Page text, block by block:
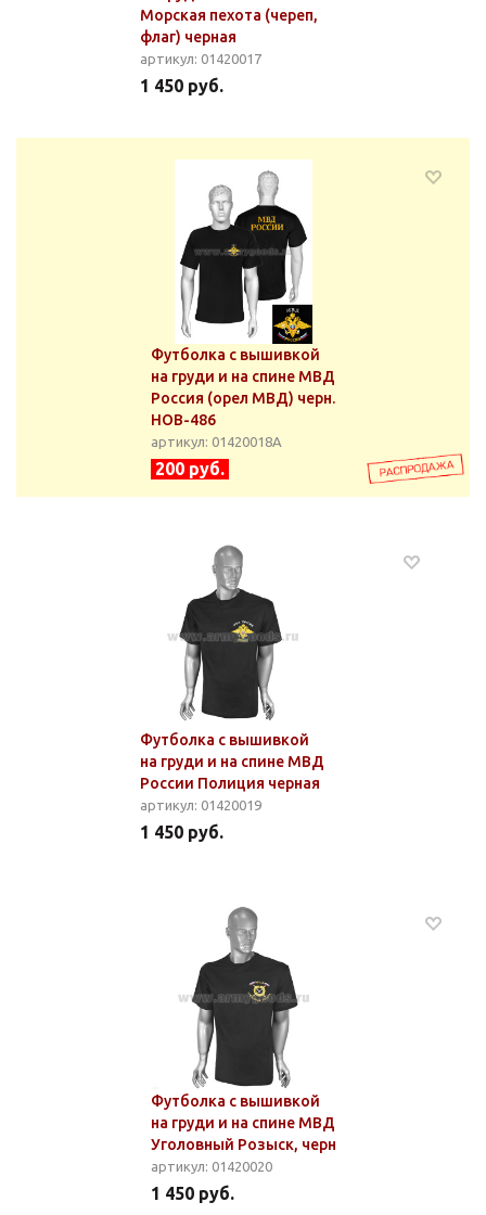
Морская пехота (череп,
флаг) черная
артикул: 01420017
1 450 руб.
Футболка с вышивкой
на груди и на спине МВД
Россия (орел МВД) черн.
НОВ-486
артикул: 01420018А
200 руб.
Футболка с вышивкой
на груди и на спине МВД
России Полиция черная
артикул: 01420019
1 450 руб.
Футболка с вышивкой
на груди и на спине МВД
Уголовный Розыск, черн
артикул: 01420020
1 450 руб.